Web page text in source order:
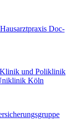
Doc-
Klinik und Poliklinik
Köln